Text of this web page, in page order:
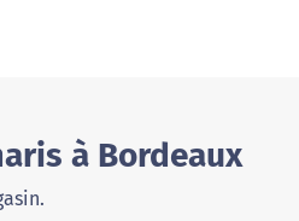
à Bordeaux